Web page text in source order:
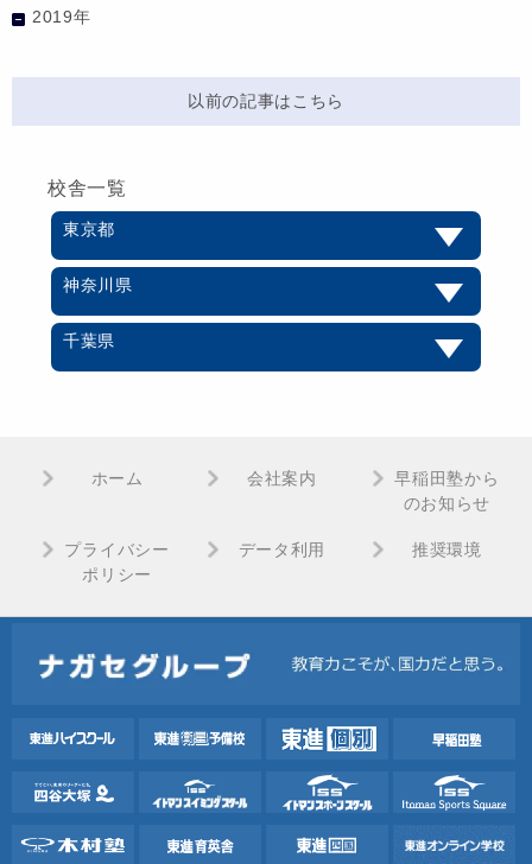
2019年
以前の記事はこちら
校舎一覧
東京都
神奈川県
千葉県
ホーム 会社案内
早稲田塾から
のお知らせ
プライバシー
ポリシー
データ利用 推奨環境